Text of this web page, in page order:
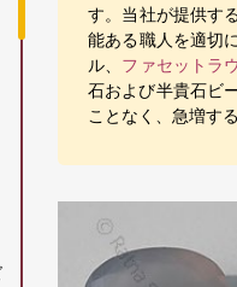
す。当社が提供す
能ある職人を適切
ル、 ファセットラ
石および半貴石ビ
ことなく、急増す